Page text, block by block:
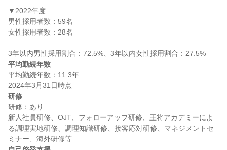
▼2022年度
男性採用者数：59名
女性採用者数：28名
平均勤続年数
平均勤続年数：11.3年
研修
研修：あり
新人社員研修、OJT、フォローアップ研修、王将アカデミーによ
る調理実地研修、調理知識研修、接客応対研修、マネジメントセ